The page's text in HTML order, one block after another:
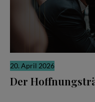
20. April 2026
Der